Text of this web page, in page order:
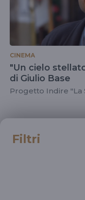
CINEMA
"Un cielo
di Giulio Base
Progetto Indire "La
Filtri